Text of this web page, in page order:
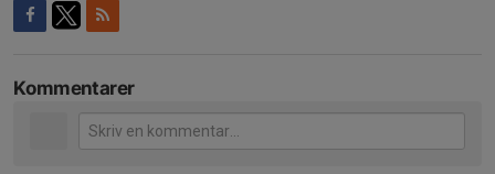
Kommentarer